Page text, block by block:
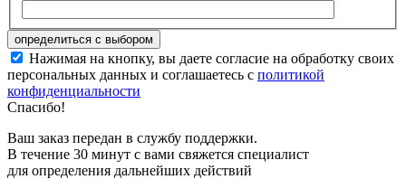
Нажимая на кнопку, вы даете согласие на обработку своих
персональных данных и соглашаетесь с политикой
конфиденциальности
Спасибо!
Ваш заказ передан в службу поддержки.
В течение 30 минут с вами свяжется специалист
для определения дальнейших действий